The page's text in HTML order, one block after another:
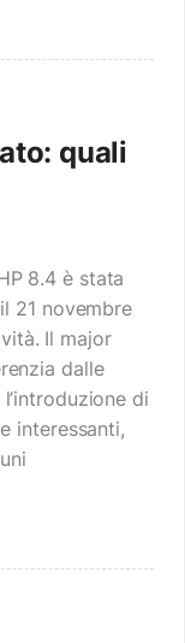
quali
8.4 è stata
21 novembre
Il major
dalle
di
interessanti,